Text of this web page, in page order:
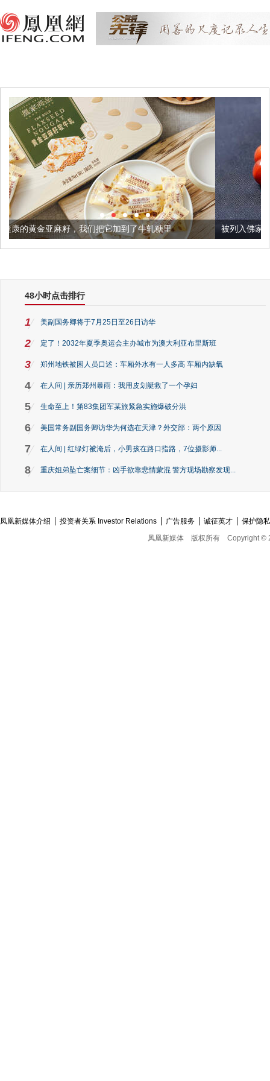
们把它加到了牛轧糖里 被列入佛家七宝的它到底有多美？
48小时点击排行
1 美副国务卿将于7月25日至26日访华
2 定了！2032年夏季奥运会主办城市为澳大利亚布里斯班
3 郑州地铁被困人员口述：车厢外水有一人多高 车厢内缺氧
4 在人间 | 亲历郑州暴雨：我用皮划艇救了一个孕妇
5 生命至上！第83集团军某旅紧急实施爆破分洪
6 美国常务副国务卿访华为何选在天津？外交部：两个原因
7 在人间 | 红绿灯被淹后，小男孩在路口指路，7位摄影师...
8 重庆姐弟坠亡案细节：凶手欲靠悲情蒙混 警方现场勘察发现...
凤凰新媒体介绍 投资者关系 Investor Relations 广告服务 诚征英才
保护隐
凤凰新媒体
版权所有 Copyright ©